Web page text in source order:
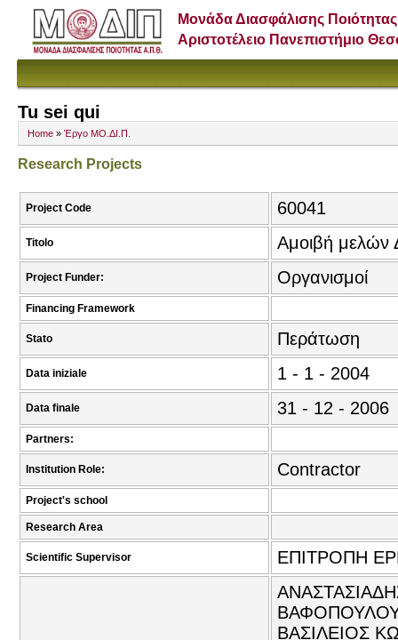
Μονάδα Διασφάλισης Ποιότητας
Αριστοτέλειο Πανεπιστήμιο
Tu sei qui
Home » Έργο ΜΟ.ΔΙ.Π.
Research Projects
Project Code 60041
Titolo Αμοιβή
Project Funder: Οργανισμοί
Financing Framework
Stato Περάτωση
Data iniziale 1 - 1 - 2004
Data finale 31 - 12 - 2006
Partners:
Institution Role: Contractor
Project's school
Research Area
Scientific Supervisor ΕΠΙΤΡΟΠΗ
ΒΑΣΙΛΕΙΟΣ